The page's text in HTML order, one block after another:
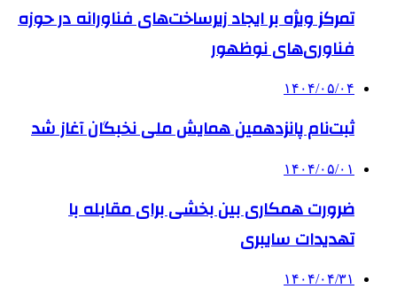
تمرکز ویژه بر ایجاد زیرساخت‌های فناورانه در حوزه
فناوری‌های نوظهور
۱۴۰۴/۰۵/۰۴
ثبت‌نام پانزدهمین همایش ملی نخبگان آغاز شد
۱۴۰۴/۰۵/۰۱
ضرورت همکاری بین بخشی برای مقابله با
تهدیدات سایبری
۱۴۰۴/۰۴/۳۱